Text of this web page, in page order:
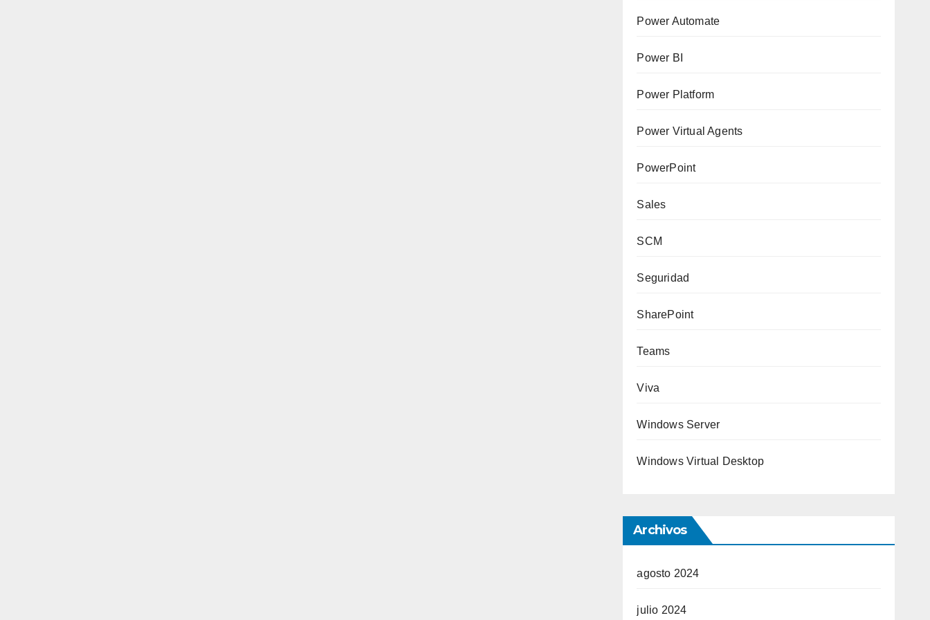
Power Automate
Power BI
Power Platform
Power Virtual Agents
PowerPoint
Sales
SCM
Seguridad
SharePoint
Teams
Viva
Windows Server
Windows Virtual Desktop
Archivos
agosto 2024
julio 2024